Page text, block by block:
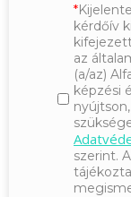
kérdőív
az
(a/az)
képzési
szerint.